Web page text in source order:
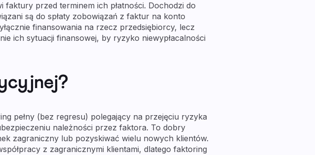
przed terminem ich płatności. Dochodzi do
są do spłaty zobowiązań z faktur na konto
finansowania na rzecz przedsiębiorcy, lecz
ich sytuacji finansowej, by ryzyko niewypłacalności
pełny (bez regresu) polegający na przejęciu ryzyka
należności przez faktora. To dobry
zagraniczny lub pozyskiwać wielu nowych klientów.
z zagranicznymi klientami, dlatego faktoring